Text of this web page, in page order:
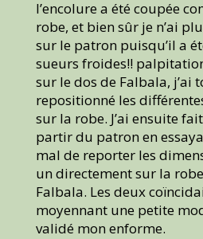
l’encolure a été coupée
robe, et bien sûr je n’ai
sur le patron puisqu’il a
sueurs froides!!
sur le dos de Falbala, j’ai
repositionné les
sur la robe. J’ai ensuite
partir du patron en
mal de reporter les
un directement sur la
Falbala. Les deux
moyennant une petite
validé mon enforme.